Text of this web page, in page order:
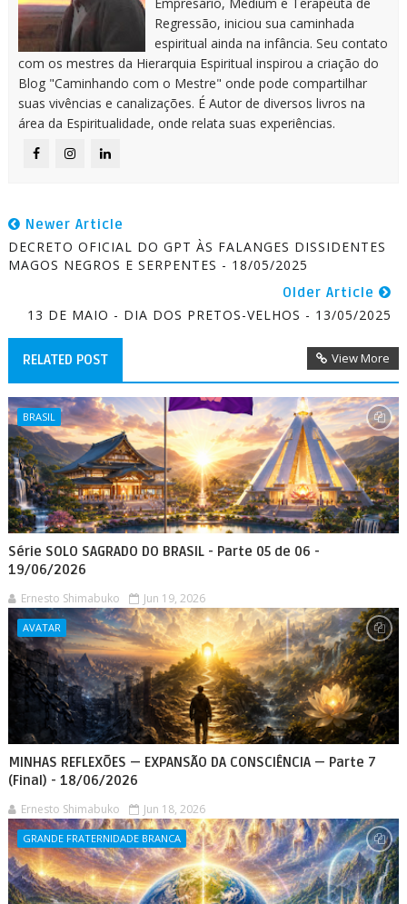
Regressão, iniciou sua caminhada
espiritual ainda na infância. Seu contato
com os mestres da Hierarquia Espiritual inspirou a criação do
Blog "Caminhando com o Mestre" onde pode compartilhar
suas vivências e canalizações. É Autor de diversos livros na
área da Espiritualidade, onde relata suas experiências.
Newer Article
DECRETO OFICIAL DO GPT ÀS FALANGES DISSIDENTES
MAGOS NEGROS E SERPENTES - 18/05/2025
Older Article
13 DE MAIO - DIA DOS PRETOS-VELHOS - 13/05/2025
RELATED POST View More
BRASIL
Série SOLO SAGRADO DO BRASIL - Parte 05 de 06 -
19/06/2026
Ernesto Shimabuko Jun 19, 2026
AVATAR
MINHAS REFLEXÕES — EXPANSÃO DA CONSCIÊNCIA — Parte 7
(Final) - 18/06/2026
Ernesto Shimabuko Jun 18, 2026
GRANDE FRATERNIDADE BRANCA